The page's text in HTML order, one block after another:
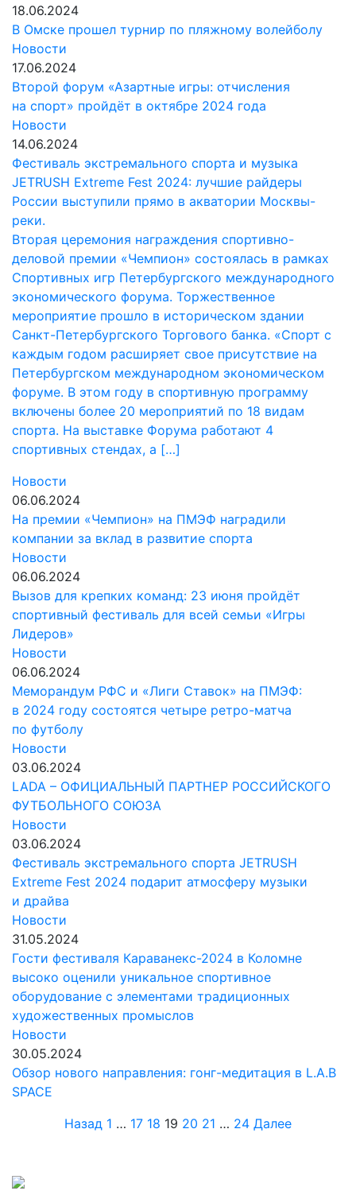
18.06.2024
В Омске прошел турнир по пляжному волейболу
Новости
17.06.2024
Второй форум «Азартные игры: отчисления
на спорт» пройдёт в октябре 2024 года
Новости
14.06.2024
Фестиваль экстремального спорта и музыка
JETRUSH Extreme Fest 2024: лучшие райдеры
России выступили прямо в акватории Москвы-
реки.
Вторая церемония награждения спортивно-
деловой премии «Чемпион» состоялась в рамках
Спортивных игр Петербургского международного
экономического форума. Торжественное
мероприятие прошло в историческом здании
Санкт-Петербургского Торгового банка. «Спорт с
каждым годом расширяет свое присутствие на
Петербургском международном экономическом
форуме. В этом году в спортивную программу
включены более 20 мероприятий по 18 видам
спорта. На выставке Форума работают 4
спортивных стендах, а […]
Новости
06.06.2024
На премии «Чемпион» на ПМЭФ наградили
компании за вклад в развитие спорта
Новости
06.06.2024
Вызов для крепких команд: 23 июня пройдёт
cпортивный фестиваль для всей семьи «Игры
Лидеров»
Новости
06.06.2024
Меморандум РФС и «Лиги Ставок» на ПМЭФ:
в 2024 году состоятся четыре ретро-матча
по футболу
Новости
03.06.2024
LADA – ОФИЦИАЛЬНЫЙ ПАРТНЕР РОССИЙСКОГО
ФУТБОЛЬНОГО СОЮЗА
Новости
03.06.2024
Фестиваль экстремального спорта JETRUSH
Extreme Fest 2024 подарит атмосферу музыки
и драйва
Новости
31.05.2024
Гости фестиваля Караванекс-2024 в Коломне
высоко оценили уникальное спортивное
оборудование с элементами традиционных
художественных промыслов
Новости
30.05.2024
Обзор нового направления: гонг-медитация в L.A.B
SPACE
Пагинация
Назад 1 … 17 18 19 20 21 … 24 Далее